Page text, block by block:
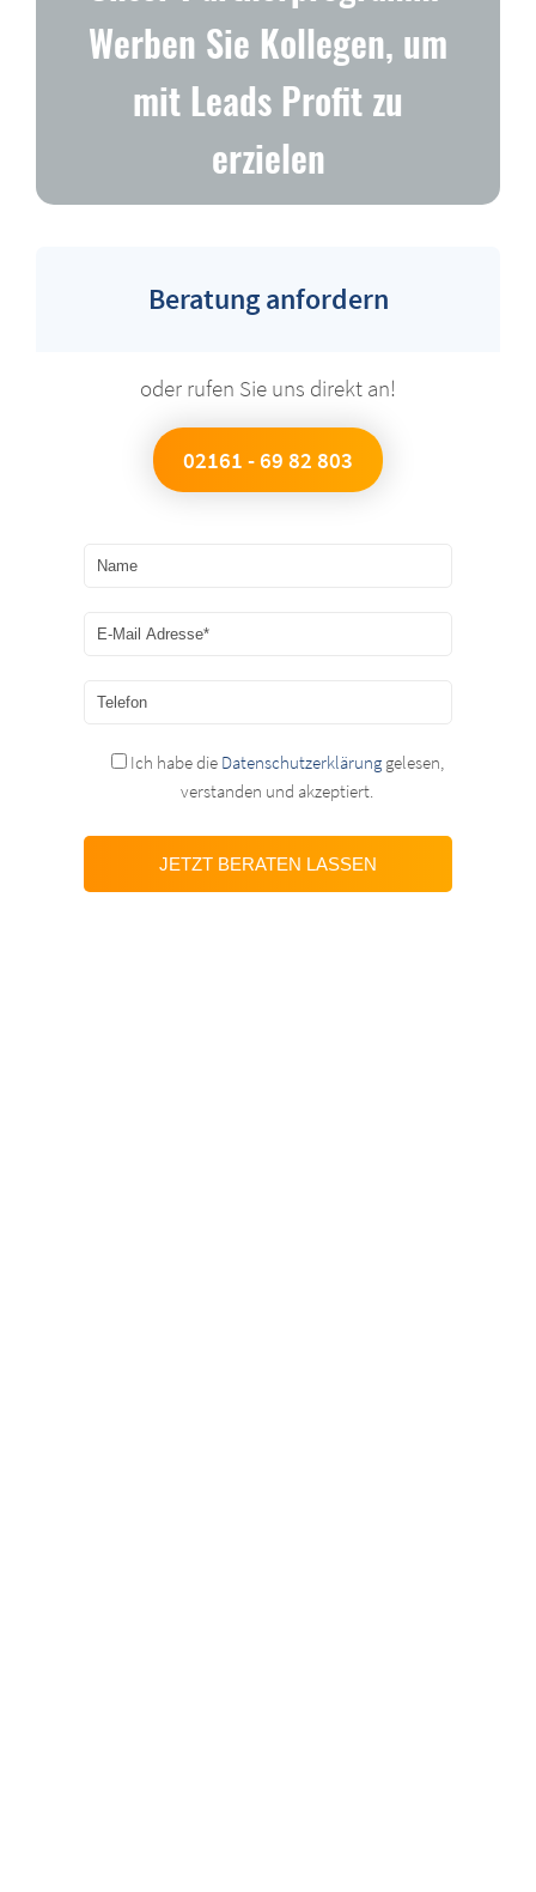
Werben Sie Kollegen, um
mit Leads Profit zu
erzielen
Beratung anfordern
oder rufen Sie uns direkt an!
02161 - 69 82 803
Ich habe die Datenschutzerklärunggelesen,
verstanden und akzeptiert.